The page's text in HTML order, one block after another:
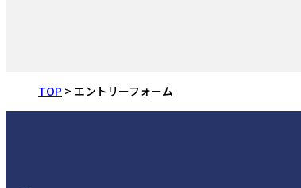
TOP エントリーフォーム